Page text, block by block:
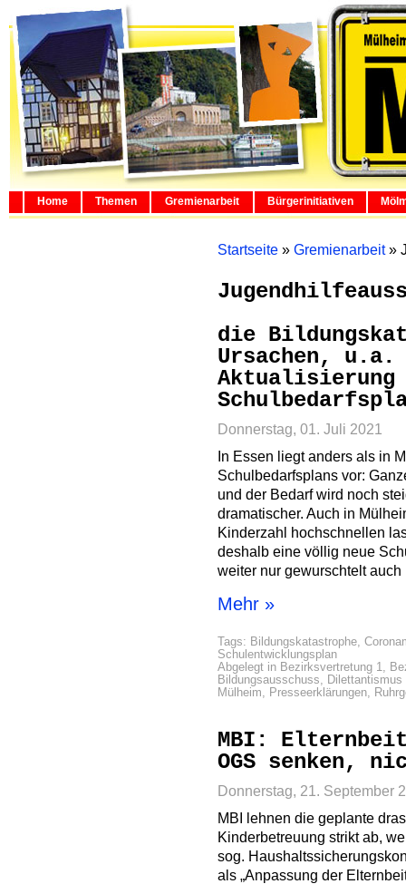
Home Themen Gremienarbeit Bürgerinitiativen
Startseite » Gremienarbeit»
die
Ursachen,
Aktualisierung
Donnerstag, 01. Juli 2021
In Essen liegt anders als in
Schulbedarfsplans vor:
und der Bedarf wird noch
dramatischer. Auch in
Kinderzahl hochschnellen
deshalb eine völlig neue
weiter nur gewurschtelt
Mehr »
Tags: Bildungskatastrophe,
Schulentwicklungsplan
Abgelegt in Bezirksvertretung 1,
Bildungsausschuss, Dilettantismus
Mülheim, Presseerklärungen,
MBI:
OGS senken,
Donnerstag, 21. September
MBI lehnen die geplante
Kinderbetreuung strikt ab,
sog.
als „Anpassung der